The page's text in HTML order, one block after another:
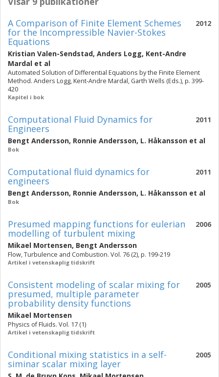
2012
A Comparison of Finite Element Schemes
for the Incompressible Navier-Stokes
Equations
Kristian Valen-Sendstad, Anders Logg, Kent-Andre
Mardal et al
Automated Solution of Differential Equations by the Finite Element
Method. Anders Logg, Kent-Andre Mardal, Garth Wells (Eds.), p. 399-
420
Kapitel i bok
2011
Computational Fluid Dynamics for
Engineers
Bengt Andersson, Ronnie Andersson, L. Håkansson et al
Bok
2011
Computational fluid dynamics for
engineers
Bengt Andersson, Ronnie Andersson, L. Håkansson et al
Bok
2006
Presumed mapping functions for eulerian
modelling of turbulent mixing
Mikael Mortensen, Bengt Andersson
Flow, Turbulence and Combustion. Vol. 76 (2), p. 199-219
Artikel i vetenskaplig tidskrift
2005
Consistent modeling of scalar mixing for
presumed, multiple parameter
probability density functions
Mikael Mortensen
Physics of Fluids. Vol. 17 (1)
Artikel i vetenskaplig tidskrift
2005
Conditional mixing statistics in a self-
siminar scalar mixing layer